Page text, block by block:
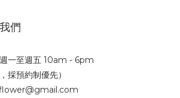
們
一至週五 10am - 6pm
採預約制優先）